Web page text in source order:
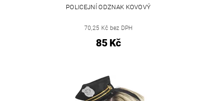
POLICEJNÍ ODZNAK KOVOVÝ
70,25 Kč bez DPH
85 Kč